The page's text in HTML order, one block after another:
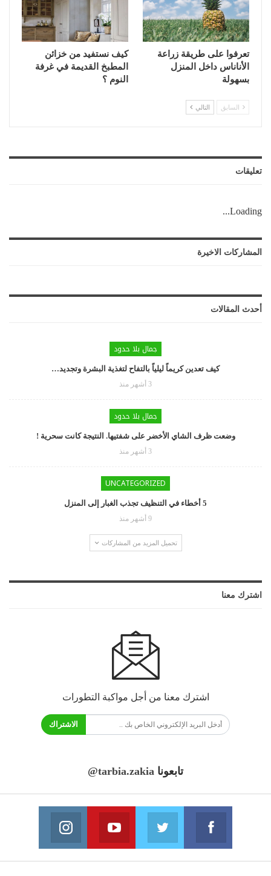
تعرفوا على طريقة زراعة
الأناناس داخل المنزل
بسهولة
كيف نستفيد من خزائن
المطبخ القديمة في غرفة
النوم ؟
السابق التالي
تعليقات
Loading...
المشاركات الاخيرة
أحدث المقالات
جمال بلا حدود
كيف تعدين كريماً ليلياً بالتفاح لتغذية البشرة وتجديد…
3 أشهر منذ
جمال بلا حدود
وضعت ظرف الشاي الأخضر على شفتيها. النتيجة كانت سحرية !
3 أشهر منذ
UNCATEGORIZED
5 أخطاء في التنظيف تجذب الغبار إلى المنزل
9 أشهر منذ
تحميل المزيد من المشاركات
اشترك معنا
اشترك معنا من أجل مواكبة التطورات
الاشتراك
تابعونا @tarbia.zakia
فايسبوك
انضم الينا انضم الينا
يوتيوب
انضم الينا